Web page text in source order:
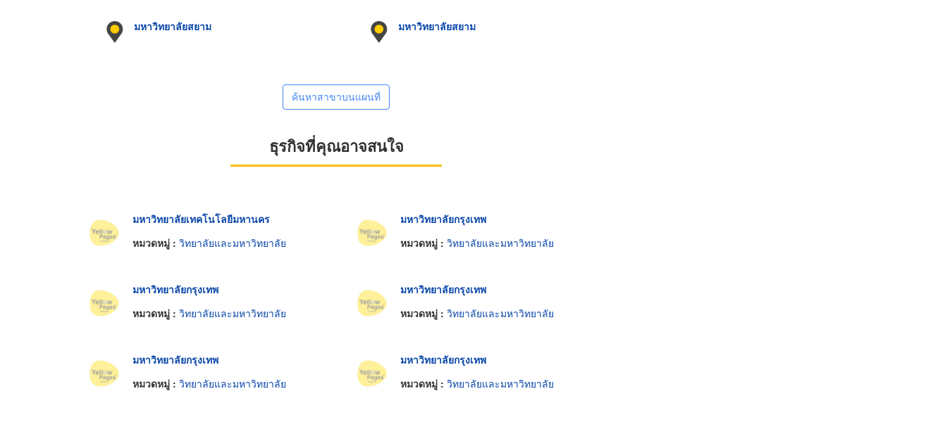
มหาวิทยาลัยสยาม มหาวิทยาลัยสยาม
ค้นหาสาขาบนแผนที่
ธุรกิจที่คุณอาจสนใจ
มหาวิทยาลัยเทคโนโลยีมหานคร
หมวดหมู่ : วิทยาลัยและมหาวิทยาลัย
มหาวิทยาลัยกรุงเทพ
หมวดหมู่ : วิทยาลัยและมหาวิทยาลัย
มหาวิทยาลัยกรุงเทพ
หมวดหมู่ : วิทยาลัยและมหาวิทยาลัย
มหาวิทยาลัยกรุงเทพ
หมวดหมู่ : วิทยาลัยและมหาวิทยาลัย
มหาวิทยาลัยกรุงเทพ
หมวดหมู่ : วิทยาลัยและมหาวิทยาลัย
มหาวิทยาลัยกรุงเทพ
หมวดหมู่ : วิทยาลัยและมหาวิทยาลัย